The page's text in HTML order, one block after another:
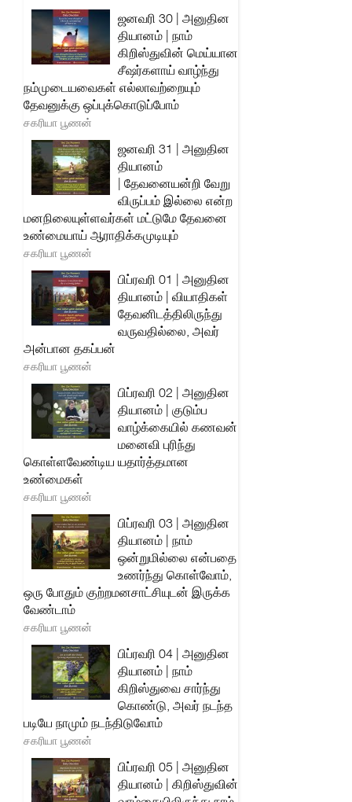
ஜனவரி 30 | அனுதின
தியானம் | நாம்
கிறிஸ்துவின் மெய்யான
சீஷர்களாய் வாழ்ந்து
நம்முடையவைகள் எல்லாவற்றையும்
தேவனுக்கு ஒப்புக்கொடுப்போம்
சகரியா பூணன்
ஜனவரி 31 | அனுதின
தியானம்
| தேவனையன்றி வேறு
விருப்பம் இல்லை என்ற
மனநிலையுள்ளவர்கள் மட்டுமே தேவனை
உண்மையாய் ஆராதிக்கமுடியும்
சகரியா பூணன்
பிப்ரவரி 01 | அனுதின
தியானம் | வியாதிகள்
தேவனிடத்திலிருந்து
வருவதில்லை, அவர்
அன்பான தகப்பன்
சகரியா பூணன்
பிப்ரவரி 02 | அனுதின
தியானம் | குடும்ப
வாழ்க்கையில் கணவன்
மனைவி புரிந்து
கொள்ளவேண்டிய யதார்த்தமான
உண்மைகள்
சகரியா பூணன்
பிப்ரவரி 03 | அனுதின
தியானம் | நாம்
ஒன்றுமில்லை என்பதை
உணர்ந்து கொள்வோம்,
ஒரு போதும் குற்றமனசாட்சியுடன் இருக்க
வேண்டாம்
சகரியா பூணன்
பிப்ரவரி 04 | அனுதின
தியானம் | நாம்
கிறிஸ்துவை சார்ந்து
கொண்டு, அவர் நடந்த
படியே நாமும் நடந்திடுவோம்
சகரியா பூணன்
பிப்ரவரி 05 | அனுதின
தியானம் | கிறிஸ்துவின்